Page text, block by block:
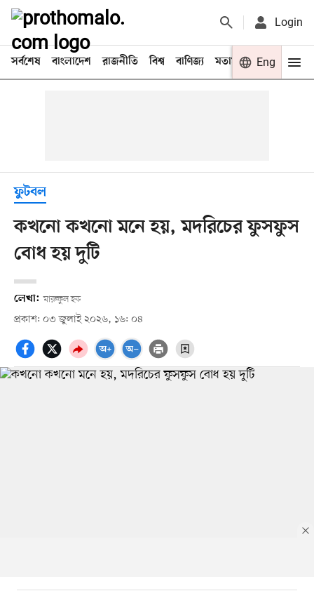
Login
সর্বশেষ বাংলাদেশ রাজনীতি বিশ্ব বাণিজ্য মতামত খেলা
Eng
ফুটবল
কখনো কখনো মনে হয়, মদরিচের ফুসফুস
বোধ হয় দুটি
লেখা: মারুফুল হক
প্রকাশ: ০৩ জুলাই ২০২৬, ১৬: ০৪